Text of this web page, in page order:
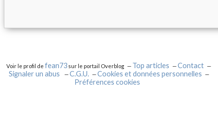
Voir le profil defean73 sur le portail Overblog Top articles
Contact
Signaler un abus
C.G.U.
Cookies et données personnelles
Préférences cookies